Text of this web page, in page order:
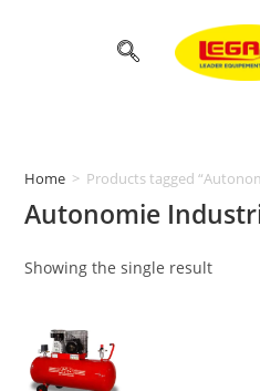
Home > Products tagged
Autonomie
Showing the single result